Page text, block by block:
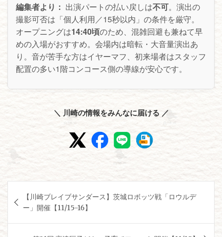
編集者より： 出演パートの払い戻しは不可。演出の
撮影可否は「個人利用／15秒以内」の条件を厳守。
オープニングは14:40頃のため、混雑回避も兼ねて早
めの入場がおすすめ。会場内は暗転・大音量演出あ
り。音が苦手な方はイヤーマフ、初来場者はスタッフ
配置の多い1階コンコース側の導線が安心です。
＼ 川崎の情報をみんなに届ける ／
稿
ナ
【川崎ブレイブサンダース】茨城ロボッツ戦「ロウルデ
ー」開催【11/15-16】